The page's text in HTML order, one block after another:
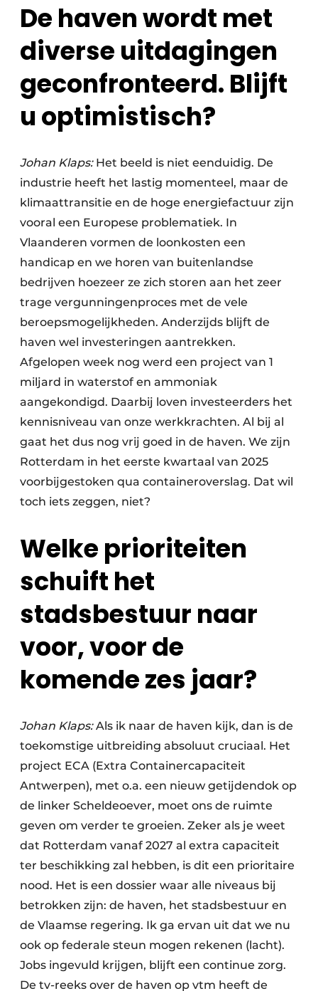
De haven wordt met
diverse uitdagingen
geconfronteerd. Blijft
u optimistisch?
Johan Klaps:Het beeld is niet eenduidig. De
industrie heeft het lastig momenteel, maar de
klimaattransitie en de hoge energiefactuur zijn
vooral een Europese problematiek. In
Vlaanderen vormen de loonkosten een
handicap en we horen van buitenlandse
bedrijven hoezeer ze zich storen aan het zeer
trage vergunningenproces met de vele
beroepsmogelijkheden. Anderzijds blijft de
haven wel investeringen aantrekken.
Afgelopen week nog werd een project van 1
miljard in waterstof en ammoniak
aangekondigd. Daarbij loven investeerders het
kennisniveau van onze werkkrachten. Al bij al
gaat het dus nog vrij goed in de haven. We zijn
Rotterdam in het eerste kwartaal van 2025
voorbijgestoken qua containeroverslag. Dat wil
toch iets zeggen, niet?
Welke prioriteiten
schuift het
stadsbestuur naar
voor, voor de
komende zes jaar?
Johan Klaps:Als ik naar de haven kijk, dan is de
toekomstige uitbreiding absoluut cruciaal. Het
project ECA (Extra Containercapaciteit
Antwerpen), met o.a. een nieuw getijdendok op
de linker Scheldeoever, moet ons de ruimte
geven om verder te groeien. Zeker als je weet
dat Rotterdam vanaf 2027 al extra capaciteit
ter beschikking zal hebben, is dit een prioritaire
nood. Het is een dossier waar alle niveaus bij
betrokken zijn: de haven, het stadsbestuur en
de Vlaamse regering. Ik ga ervan uit dat we nu
ook op federale steun mogen rekenen (lacht).
Jobs ingevuld krijgen, blijft een continue zorg.
De tv-reeks over de haven op vtm heeft de